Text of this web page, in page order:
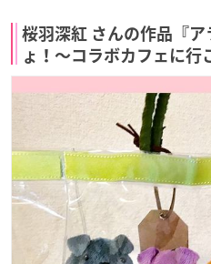
桜羽深紅 さんの作品『
ょ！〜コラボカフェに行